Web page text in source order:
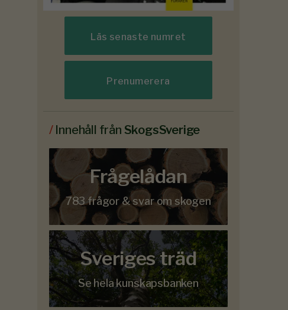
Läs senaste numret
Prenumerera
/ Innehåll från SkogsSverige
Frågelådan
783 frågor & svar om skogen
Sveriges träd
Se hela kunskapsbanken